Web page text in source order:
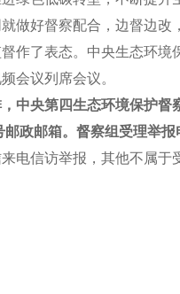
就做好督察配合，边督边改
作了表态。中央生态环境
会议列席会议。
中央第四生态环境保护督
邮政邮箱。督察组受理举
电信访举报，其他不属于